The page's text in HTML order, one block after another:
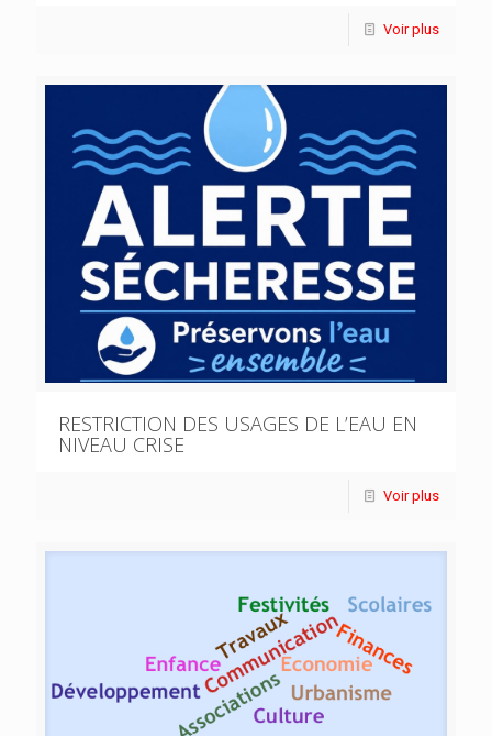
Voir plus
RESTRICTION DES USAGES DE L’EAU EN
NIVEAU CRISE
Voir plus